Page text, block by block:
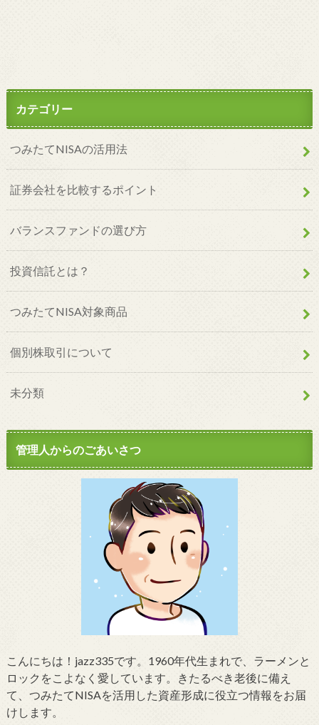
カテゴリー
つみたてNISAの活用法
証券会社を比較するポイント
バランスファンドの選び方
投資信託とは？
つみたてNISA対象商品
個別株取引について
未分類
管理人からのごあいさつ
こんにちは！jazz335です。1960年代生まれで、ラーメンと
ロックをこよなく愛しています。きたるべき老後に備え
て、つみたてNISAを活用した資産形成に役立つ情報をお届
けします。